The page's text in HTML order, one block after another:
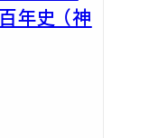
年史 （神